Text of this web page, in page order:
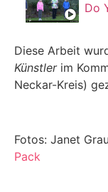
Do
Diese Arbeit
Künstlerim
Neckar-Kreis)
Fotos: Janet
Pack